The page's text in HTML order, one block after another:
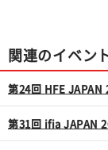
関連のイベン
第24回 HFE JAPAN
第31回 ifia JAPAN